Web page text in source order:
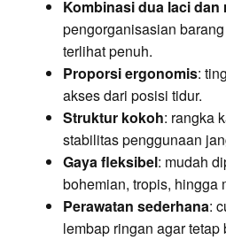
Kombinasi dua laci dan
pengorganisasian
terlihat penuh.
Proporsi ergonomis:
akses dari posisi tidur.
Struktur kokoh: rangka
stabilitas penggunaan
Gaya fleksibel: mudah
bohemian, tropis, hingga
Perawatan sederhana:
lembap ringan agar tetap